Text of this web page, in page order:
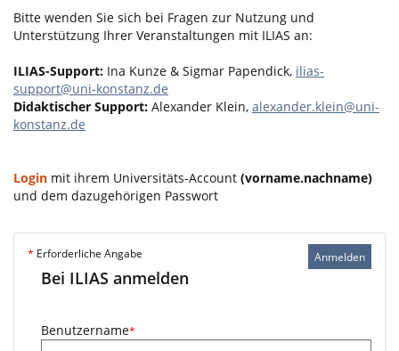
Bitte wenden Sie sich bei Fragen zur Nutzung und
Unterstützung Ihrer Veranstaltungen mit ILIAS an:
ILIAS-Support: Ina Kunze & Sigmar Papendick, ilias-
support@uni-konstanz.de
Didaktischer Support: Alexander Klein, alexander.klein@uni-
konstanz.de
Login mit ihrem Universitäts-Account (vorname.nachname)
und dem dazugehörigen Passwort
Anmelden
* Erforderliche Angabe
Bei ILIAS anmelden
Benutzername*